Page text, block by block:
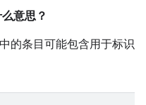
意思？
的条目可能包含用于标识